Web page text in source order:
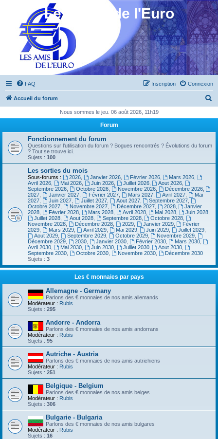
Les Amis de l'Euro
FAQ Connexion
Inscription
Accueil du forum
h
Nous sommes le jeu. 06 août 2026, 11h19
Forum
Fonctionnement du forum
Questions sur l'utilisation du forum ? Bogues rencontrés ? Évolutions du forum
? Tout se trouve ici.
Sujets : 100
Les sorties du mois
Sous-forums : 2026, Janvier 2026, Février 2026, Mars 2026
Avril 2026
Mai 2026, Juin 2026, Juillet 2026, Aout 2026
Septembre 2026
Octobre 2026, Novembre 2026, Décembre 2026,
2027
Janvier 2027, Février 2027, Mars 2027, Avril 2027
Mai
2027
Juin 2027, Juillet 2027, Aout 2027, Septembre 2027
Octobre 2027
Novembre 2027, Décembre 2027, 2028,
Janvier
2028
Février 2028, Mars 2028, Avril 2028, Mai 2028 Juin 2028
Juillet 2028, Aout 2028, Septembre 2028, Octobre 2028
Novembre 2028
Décembre 2028, 2029, Janvier 2029,
Février
2029
Mars 2029, Avril 2029, Mai 2029, Juin 2029 Juillet 2029
Aout 2029, Septembre 2029, Octobre 2029, Novembre 2029
Décembre 2029
2030, Janvier 2030, Février 2030, Mars 2030
Avril 2030
Mai 2030, Juin 2030, Juillet 2030, Aout 2030
Septembre 2030
Octobre 2030, Novembre 2030,
Décembre 2030
Sujets : 3
Les € monnaies par pays
Allemagne - Germany
Parlons des € monnaies de nos amis allemands
Modérateur : Rubis
Sujets : 295
Andorre - Andorra
Parlons des € monnaies de nos amis andorrans
Modérateur : Rubis
Sujets : 95
Autriche - Austria
Parlons des € monnaies de nos amis autrichiens
Modérateur : Rubis
Sujets : 251
Belgique - Belgium
Parlons des € monnaies de nos amis belges
Modérateur : Rubis
Sujets : 306
Bulgarie - Bulgaria
Parlons des € monnaies de nos amis bulgares
Modérateur : Rubis
Sujets : 16